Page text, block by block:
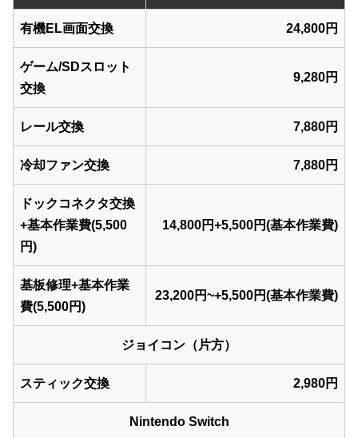
有機EL画面交換 24,800円
ゲーム/SDスロット
交換
9,280円
レール交換 7,880円
冷却ファン交換 7,880円
ドックコネクタ交換
+基本作業費(5,500
円)
14,800円+5,500円(基本作業費)
基板修理+基本作業
費(5,500円)
23,200円~+5,500円(基本作業費)
ジョイコン（片方）
スティック交換 2,980円
Nintendo Switch